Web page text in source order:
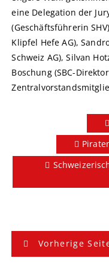
eine Delegation der
(Geschäftsführerin
Klipfel Hefe AG),
Schweiz AG), Silvan
Boschung (SBC-
B
e
Vorherige